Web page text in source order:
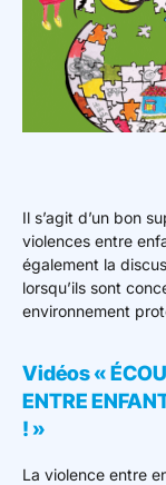
Il s’agit d’un bon
violences entre
également la
lorsqu’ils sont
environnement
Vidéos «
ENTRE
! »
La violence entre